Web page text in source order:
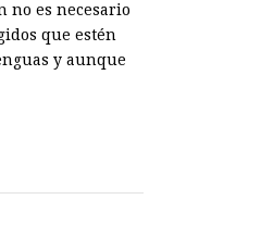
no es necesario
que estén
y aunque